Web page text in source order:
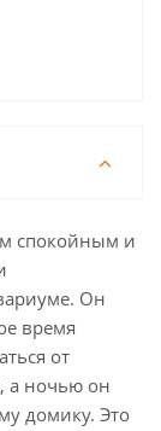
спокойным и
Он
время
от
а ночью он
домику. Это